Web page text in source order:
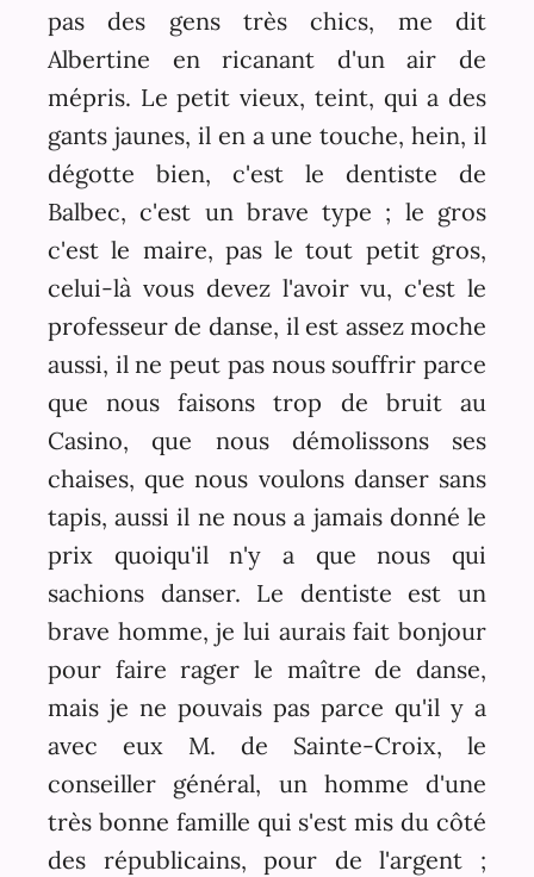
pas des gens très chics, me dit
Albertine en ricanant d'un air de
mépris. Le petit vieux, teint, qui a des
gants jaunes, il en a une touche, hein, il
dégotte bien, c'est le dentiste de
Balbec, c'est un brave type ; le gros
c'est le maire, pas le tout petit gros,
celui-là vous devez l'avoir vu, c'est le
professeur de danse, il est assez moche
aussi, il ne peut pas nous souffrir parce
que nous faisons trop de bruit au
Casino, que nous démolissons ses
chaises, que nous voulons danser sans
tapis, aussi il ne nous a jamais donné le
prix quoiqu'il n'y a que nous qui
sachions danser. Le dentiste est un
brave homme, je lui aurais fait bonjour
pour faire rager le maître de danse,
mais je ne pouvais pas parce qu'il y a
avec eux M. de Sainte-Croix, le
conseiller général, un homme d'une
très bonne famille qui s'est mis du côté
des républicains, pour de l'argent ;